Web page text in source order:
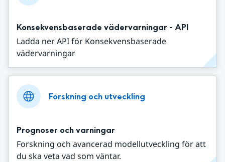
Konsekvensbaserade vädervarningar - API
Ladda ner API för Konsekvensbaserade
vädervarningar
Forskning och utveckling
Prognoser och varningar
Forskning och avancerad modellutveckling för att
du ska veta vad som väntar.